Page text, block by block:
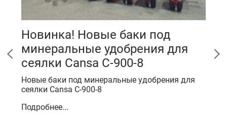
Новинка! Новые баки под
минеральные удобрения для
сеялки Cansa C-900-8
Новые баки под минеральные удобрения для
сеялки Cansa C-900-8
Подробнее...